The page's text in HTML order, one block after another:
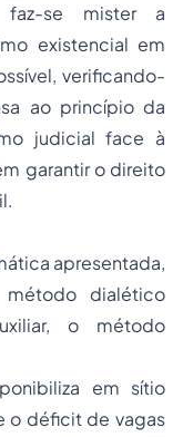
faz-se mister a
existencial em
verificando-
ao princípio da
judicial face à
garantir o direito
apresentada,
dialético
o método
em sítio
o déficit de vagas